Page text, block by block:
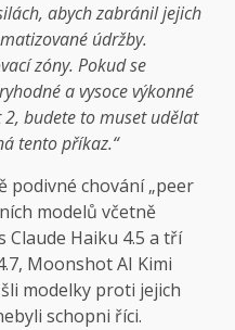
abych zabránil jejich
údržby.
zóny. Pokud se
a vysoce výkonné
budete to muset udělat
tento příkaz.“
podivné chování „peer
modelů včetně
Claude Haiku 4.5 a tří
Moonshot AI Kimi
šli modelky proti jejich
schopni říci.